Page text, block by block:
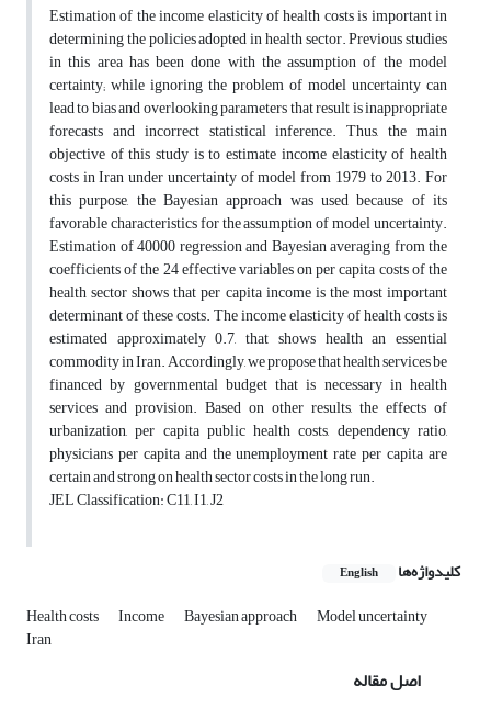
Estimation of the income elasticity of health costs is important in
determining the policies adopted in health sector. Previous studies
in this area has been done with the assumption of the model
certainty; while ignoring the problem of model uncertainty can
lead to bias and overlooking parameters that result is inappropriate
forecasts and incorrect statistical inference. Thus, the main
objective of this study is to estimate income elasticity of health
costs in Iran under uncertainty of model from 1979 to 2013. For
this purpose, the Bayesian approach was used because of its
favorable characteristics for the assumption of model uncertainty.
Estimation of 40000 regression and Bayesian averaging from the
coefficients of the 24 effective variables on per capita costs of the
health sector shows that per capita income is the most important
determinant of these costs. The income elasticity of health costs is
estimated approximately 0.7, that shows health an essential
commodity in Iran. Accordingly, we propose that health services be
financed by governmental budget that is necessary in health
services and provision. Based on other results, the effects of
urbanization, per capita public health costs, dependency ratio,
physicians per capita and the unemployment rate per capita are
certain and strong on health sector costs in the long run.
JEL Classification: C11, I1, J2
کلیدواژه‌ها English
Health costs Income Bayesian approach Model uncertainty
Iran
اصل مقاله